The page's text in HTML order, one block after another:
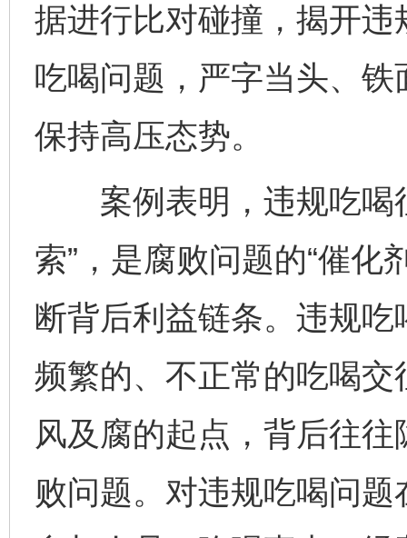
据进行比对碰撞，揭开违
吃喝问题，严字当头、
保持高压态势。
案例表明，违规吃喝
索”，是腐败问题的“催化
断背后利益链条。违规吃
频繁的、不正常的吃喝
风及腐的起点，背后往
败问题。对违规吃喝问